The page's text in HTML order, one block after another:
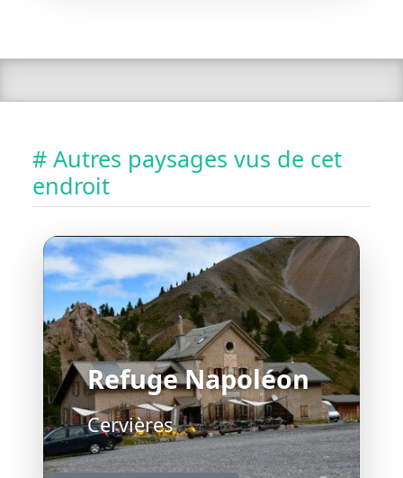
# Autres paysages vus de cet
endroit
Refuge Napoléon
Cervières